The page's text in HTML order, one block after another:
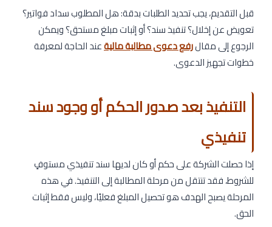
قبل التقديم، يجب تحديد الطلبات بدقة: هل المطلوب سداد فواتير؟
تعويض عن إخلال؟ تنفيذ سند؟ أو إثبات مبلغ مستحق؟ ويمكن
الرجوع إلى مقالرفع دعوى مطالبة ماليةعند الحاجة لمعرفة
خطوات تجهيز الدعوى.
التنفيذ بعد صدور الحكم أو وجود سند
تنفيذي
إذا حصلت الشركة على حكم أو كان لديها سند تنفيذي مستوفٍ
للشروط، فقد تنتقل من مرحلة المطالبة إلى التنفيذ. في هذه
المرحلة يصبح الهدف هو تحصيل المبلغ فعليًا، وليس فقط إثبات
الحق.